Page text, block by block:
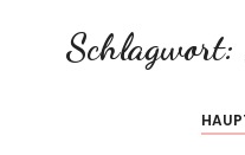
Schlagwort: